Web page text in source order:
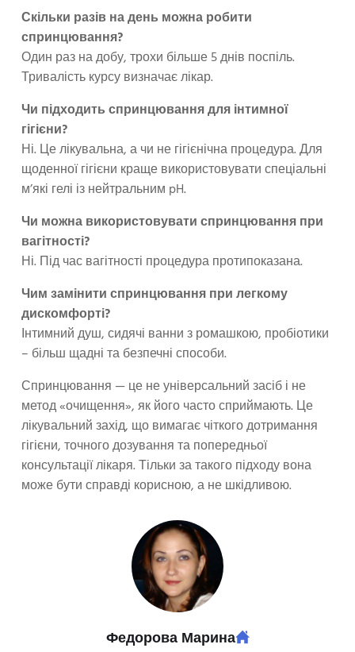
Скільки разів на день можна робити
спринцювання?
Один раз на добу, трохи більше 5 днів поспіль.
Тривалість курсу визначає лікар.
Чи підходить спринцювання для інтимної
гігієни?
Ні. Це лікувальна, а чи не гігієнічна процедура. Для
щоденної гігієни краще використовувати спеціальні
м’які гелі із нейтральним pH.
Чи можна використовувати спринцювання при
вагітності?
Ні. Під час вагітності процедура протипоказана.
Чим замінити спринцювання при легкому
дискомфорті?
Інтимний душ, сидячі ванни з ромашкою, пробіотики
– більш щадні та безпечні способи.
Спринцювання — це не універсальний засіб і не
метод «очищення», як його часто сприймають. Це
лікувальний захід, що вимагає чіткого дотримання
гігієни, точного дозування та попередньої
консультації лікаря. Тільки за такого підходу вона
може бути справді корисною, а не шкідливою.
Федорова Марина